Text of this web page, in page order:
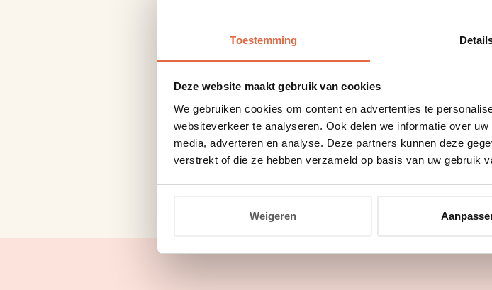
Toestemming
Deze website maakt gebruik van cookies
We gebruiken cookies om content en advertenties te
websiteverkeer te analyseren. Ook delen we informatie over
media, adverteren en analyse. Deze partners kunnen deze
verstrekt of die ze hebben verzameld op basis van uw gebruik
Weigeren